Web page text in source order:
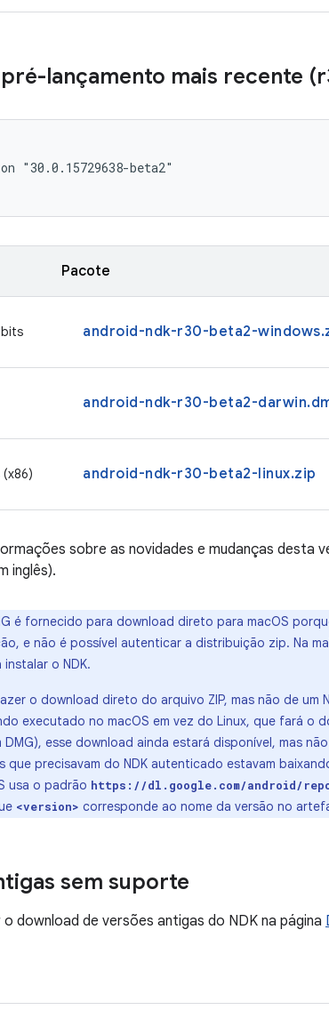
lançamento mais recente
"30.0.15729638-beta2"
Pacote
android-ndk-r30-beta2-
android-ndk-r30-beta2-
android-ndk-r30-beta2-linux.zip
sobre as novidades e mudanças desta
inglês).
é fornecido para download direto para macOS
e não é possível autenticar a distribuição zip. Na
instalar o NDK.
o download direto do arquivo ZIP, mas não de um
executado no macOS em vez do Linux, que fará o
esse download ainda estará disponível, mas
que precisavam do NDK autenticado estavam
usa o padrão https://dl.google.com/android/
<version> corresponde ao nome da versão no
sem suporte
download de versões antigas do NDK na página